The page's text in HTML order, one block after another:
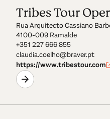
Tribes Tour
Rua Arquitecto Cassiano
4100-009 Ramalde
+351 227 666 855
claudia.coelho@braver.pt
https://www.tribestour.com